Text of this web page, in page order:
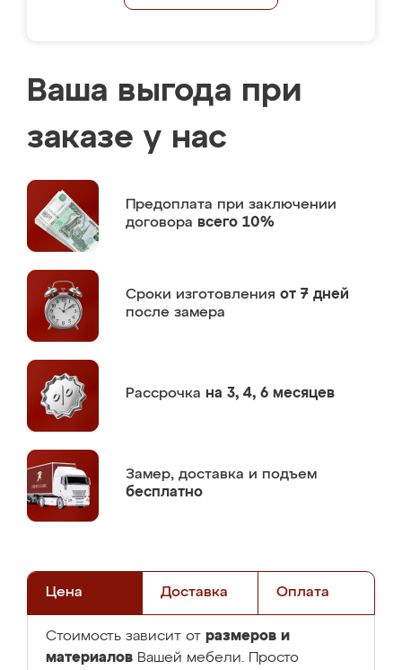
Ваша выгода при
заказе у нас
Предоплата при заключении
договора всего 10%
Сроки изготовления от 7 дней
после замера
Рассрочка на 3, 4, 6 месяцев
Замер, доставка и подъем
бесплатно
Цена Доставка Оплата
Стоимость зависит от размеров и
материалов Вашей мебели. Просто